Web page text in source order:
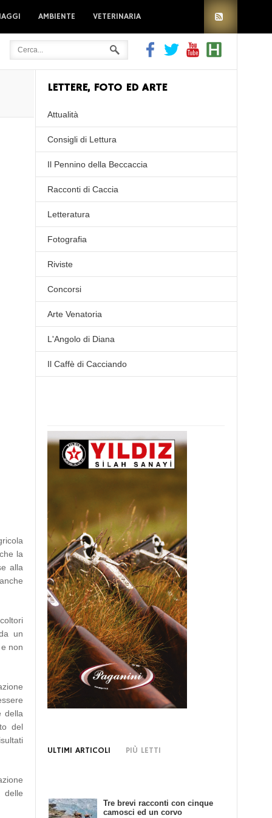
AMBIENTE VETERINARIA
la
alla
un
non
della
del
delle
LETTERE, FOTO ED ARTE
Attualità
Consigli di Lettura
Il Pennino della Beccaccia
Racconti di Caccia
Letteratura
Fotografia
Riviste
Concorsi
Arte Venatoria
L'Angolo di Diana
Il Caffè di Cacciando
ULTIMI ARTICOLI PIÙ LETTI
Tre brevi racconti con cinque
camosci ed un corvo
Bando di Concorso: Scrivendo
e Cacciando